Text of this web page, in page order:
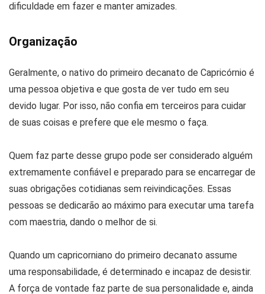
dificuldade em fazer e manter amizades.
Organização
Geralmente, o nativo do primeiro decanato de Capricórnio é
uma pessoa objetiva e que gosta de ver tudo em seu
devido lugar. Por isso, não confia em terceiros para cuidar
de suas coisas e prefere que ele mesmo o faça.
Quem faz parte desse grupo pode ser considerado alguém
extremamente confiável e preparado para se encarregar de
suas obrigações cotidianas sem reivindicações. Essas
pessoas se dedicarão ao máximo para executar uma tarefa
com maestria, dando o melhor de si.
Quando um capricorniano do primeiro decanato assume
uma responsabilidade, é determinado e incapaz de desistir.
A força de vontade faz parte de sua personalidade e, ainda